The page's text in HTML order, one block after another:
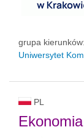
grupa kierunków:
Uniwersytet
PL